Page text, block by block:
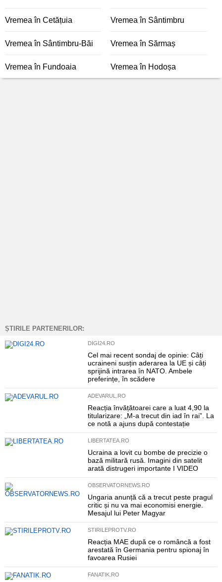
Vremea în Cetățuia Vremea în Sântimbru
Vremea în Sântimbru-Băi Vremea în Sărmaș
Vremea în Fundoaia Vremea în Hodoșa
ȘTIRILE PARTENERILOR:
DIGI24.RO
Cel mai recent sondaj de opinie: Câți
ucraineni susțin aderarea la UE și câți
sprijină intrarea în NATO. Ambele
preferințe, în scădere
ADEVARUL.RO
Reacția învățătoarei care a luat 4,90 la
titularizare: „M-a trecut din iad în rai”. La
ce notă a ajuns după contestație
LIBERTATEA.RO
Ucraina a lovit cu bombe de precizie o
bază militară rusă. Imagini din satelit
arată distrugeri importante I VIDEO
OBSERVATORNEWS.RO
Ungaria anunță că a trecut peste pragul
critic și nu va mai economisi energie.
Mesajul lui Peter Magyar
STIRILEPROTV.RO
Reacția MAE după ce o româncă a fost
arestată în Germania pentru spionaj în
favoarea Rusiei
FANATIK.RO